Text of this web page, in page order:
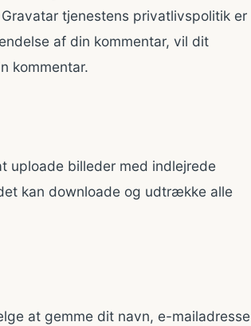
tjenestens privatlivspolitik er
af din kommentar, vil dit
kommentar.
uploade billeder med indlejrede
kan downloade og udtrække alle
at gemme dit navn, e-mailadresse